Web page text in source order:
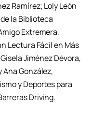
Ramírez; Loly León
la Biblioteca
Extremera,
Lectura Fácil en Más
Jiménez Dévora,
González,
y Deportes para
Driving.